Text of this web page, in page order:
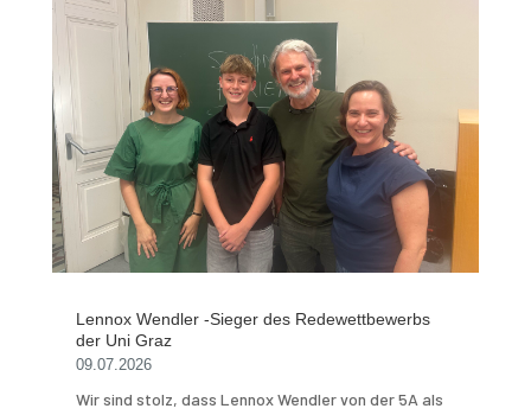
Lennox Wendler -Sieger des Redewettbewerbs
der Uni Graz
09.07.2026
Wir sind stolz, dass Lennox Wendler von der 5A als